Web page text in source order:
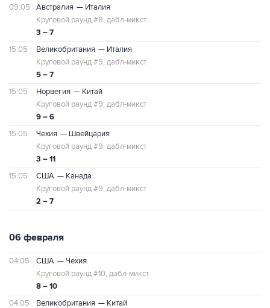
09:05 Австралия — Италия
3 – 7
Круговой раунд #8, дабл-микст
15:05 Великобритания — Италия
5 – 7
Круговой раунд #9, дабл-микст
15:05 Норвегия — Китай
9 – 6
Круговой раунд #9, дабл-микст
15:05 Чехия — Швейцария
3 – 11
Круговой раунд #9, дабл-микст
15:05 США — Канада
2 – 7
Круговой раунд #9, дабл-микст
06 февраля
04:05 США — Чехия
8 – 10
Круговой раунд #10, дабл-микст
04:05 Великобритания — Китай